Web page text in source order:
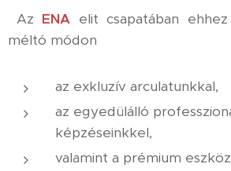
Az ENA elit csapatában
méltó módon
az exkluzív arculatunkkal,
az egyedülálló
képzéseinkkel,
valamint a prémium